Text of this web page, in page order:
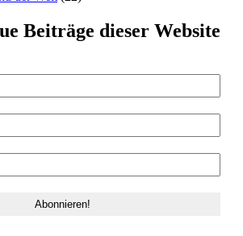
Beiträge dieser Website